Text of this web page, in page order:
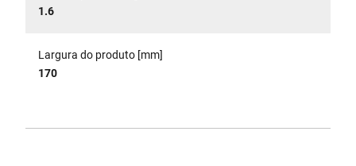
1.6
Largura do produto [mm]
170